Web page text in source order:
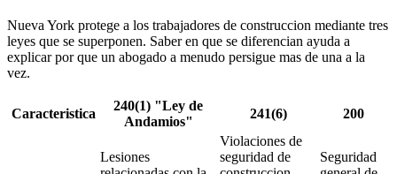
Nueva York protege a los trabajadores de construccion mediante tres
leyes que se superponen. Saber en que se diferencian ayuda a
explicar por que un abogado a menudo persigue mas de una a la
vez.
Caracteristica
240(1) "Ley de
Andamios"
241(6) 200
Lesiones
Violaciones de
seguridad de
Seguridad